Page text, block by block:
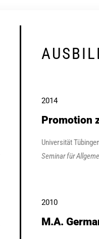
2014
Promotion
Universität
Seminar für
2010
M.A.